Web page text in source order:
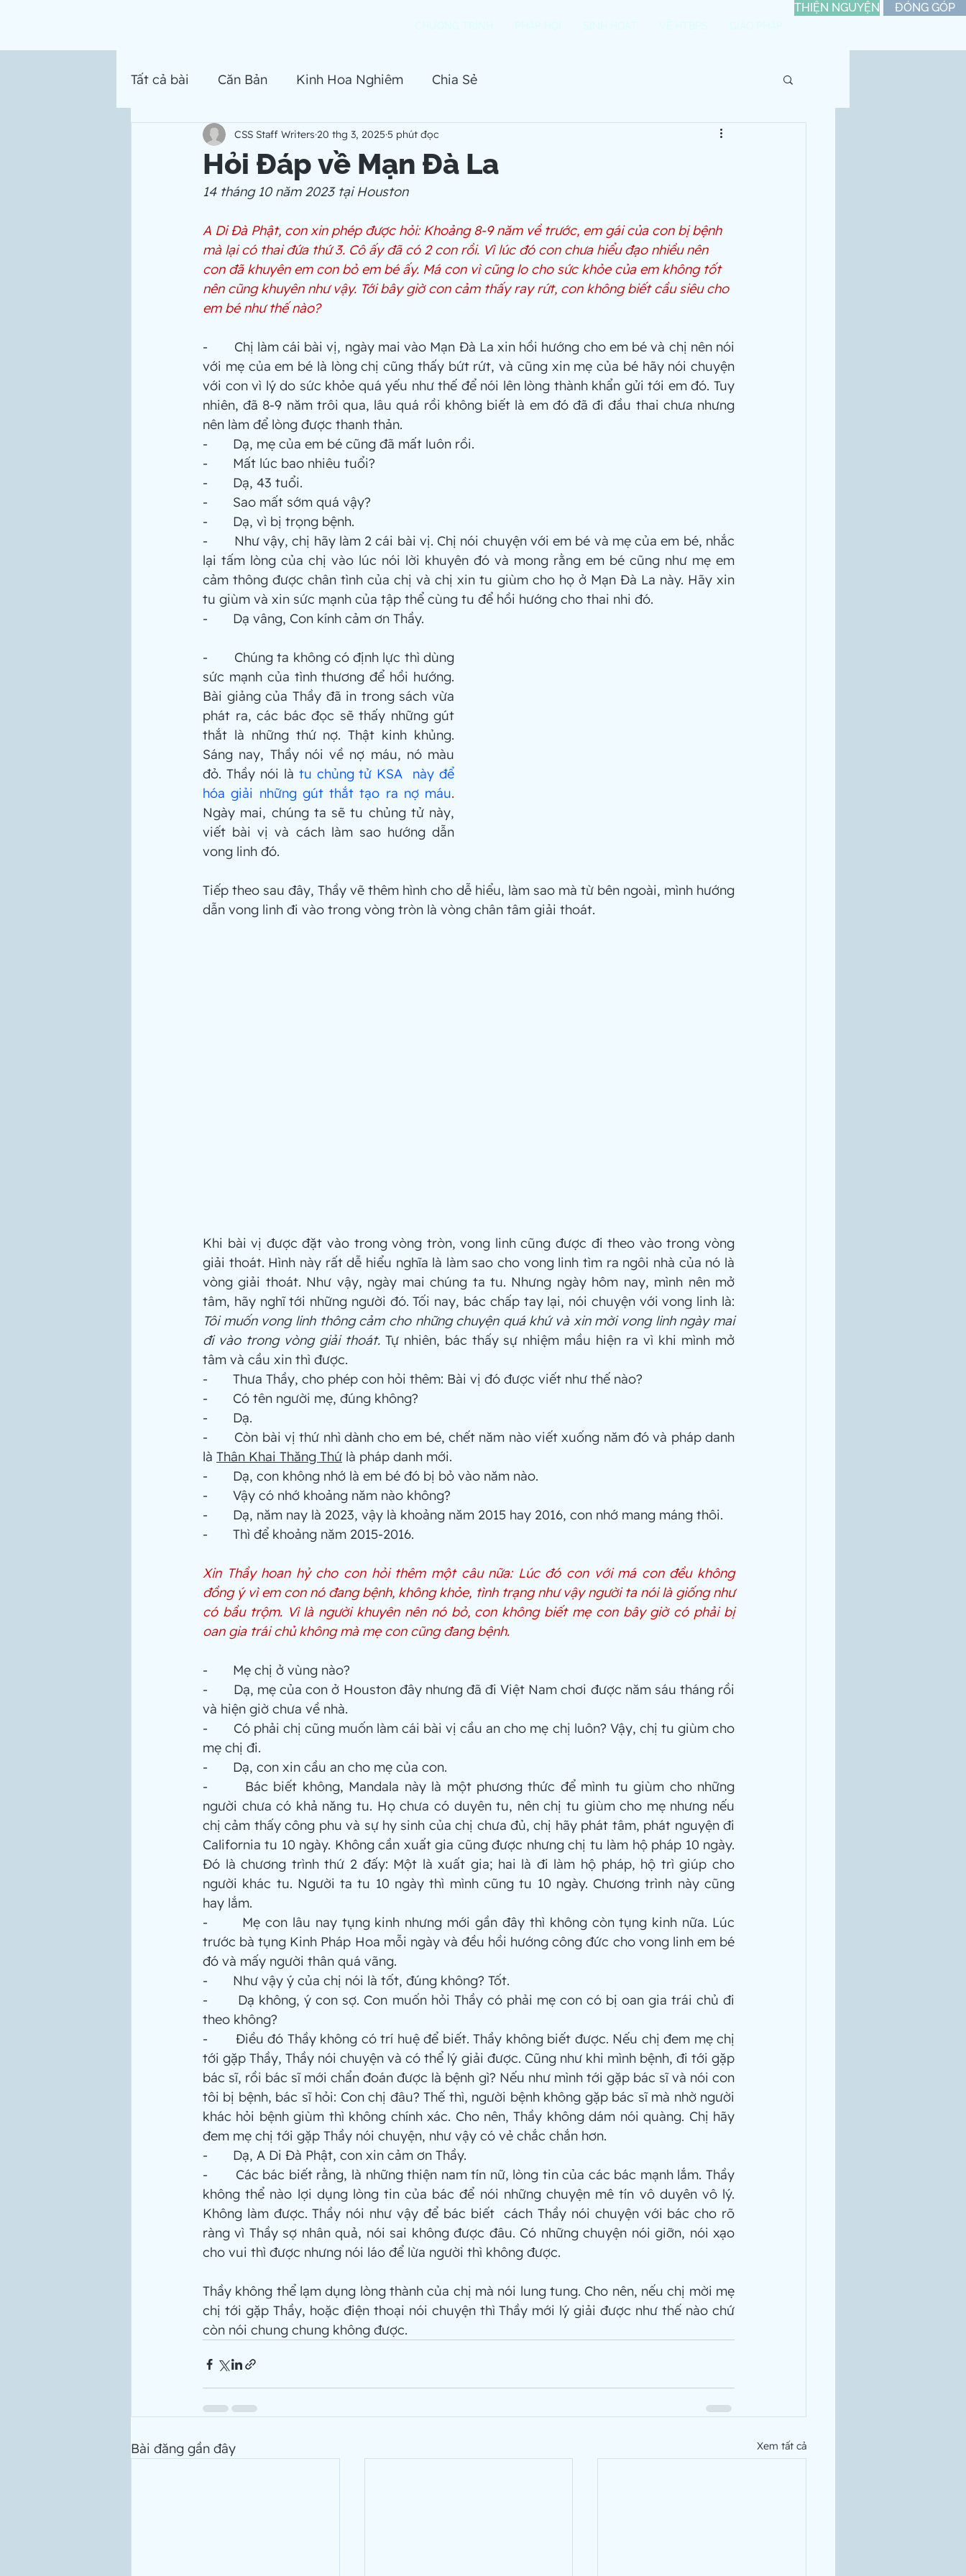
ĐÓNG GÓP
THIỆN NGUYỆN
Tất cả bài Căn Bản Kinh Hoa Nghiêm Chia Sẻ
Hỏi Đáp về Mạn Đà La
CSS Staff Writers 20 thg 3, 2025 5 phút đọc
14 tháng 10 năm 2023 tại Houston
A Di Đà Phật, con xin phép được hỏi: Khoảng 8-9 năm về trước, em gái của con bị bệnh
mà lại có thai đứa thứ 3. Cô ấy đã có 2 con rồi. Vì lúc đó con chưa hiểu đạo nhiều nên
con đã khuyên em con bỏ em bé ấy. Má con vì cũng lo cho sức khỏe của em không tốt
nên cũng khuyên như vậy. Tới bây giờ con cảm thấy ray rứt, con không biết cầu siêu cho
em bé như thế nào?
-       Chị làm cái bài vị, ngày mai vào Mạn Đà La xin hồi hướng cho em bé và chị nên nói
với mẹ của em bé là lòng chị cũng thấy bứt rứt, và cũng xin mẹ của bé hãy nói chuyện
với con vì lý do sức khỏe quá yếu như thế để nói lên lòng thành khẩn gửi tới em đó. Tuy
nhiên, đã 8-9 năm trôi qua, lâu quá rồi không biết là em đó đã đi đầu thai chưa nhưng
nên làm để lòng được thanh thản.
-       Dạ, mẹ của em bé cũng đã mất luôn rồi.
-       Mất lúc bao nhiêu tuổi?
-       Dạ, 43 tuổi.
-       Sao mất sớm quá vậy?
-       Dạ, vì bị trọng bệnh.
-       Như vậy, chị hãy làm 2 cái bài vị. Chị nói chuyện với em bé và mẹ của em bé, nhắc
lại tấm lòng của chị vào lúc nói lời khuyên đó và mong rằng em bé cũng như mẹ em
cảm thông được chân tình của chị và chị xin tu giùm cho họ ở Mạn Đà La này. Hãy xin
tu giùm và xin sức mạnh của tập thể cùng tu để hồi hướng cho thai nhi đó.
-       Dạ vâng, Con kính cảm ơn Thầy.
-       Chúng ta không có định lực thì dùng
sức mạnh của tình thương để hồi hướng.
Bài giảng của Thầy đã in trong sách vừa
phát ra, các bác đọc sẽ thấy những gút
thắt là những thứ nợ. Thật kinh khủng.
Sáng nay, Thầy nói về nợ máu, nó màu
đỏ. Thầy nói là tu chủng tử KSA  này để
hóa giải những gút thắt tạo ra nợ máu
Ngày mai, chúng ta sẽ tu chủng tử này,
viết bài vị và cách làm sao hướng dẫn
vong linh đó.
Tiếp theo sau đây, Thầy vẽ thêm hình cho dễ hiểu, làm sao mà từ bên ngoài, mình hướng
dẫn vong linh đi vào trong vòng tròn là vòng chân tâm giải thoát.
Khi bài vị được đặt vào trong vòng tròn, vong linh cũng được đi theo vào trong vòng
giải thoát. Hình này rất dễ hiểu nghĩa là làm sao cho vong linh tìm ra ngôi nhà của nó là
vòng giải thoát. Như vậy, ngày mai chúng ta tu. Nhưng ngày hôm nay, mình nên mở
Tôi muốn vong linh thông cảm cho những chuyện quá khứ và xin mời vong linh ngày mai
đi vào trong vòng giải thoát. Tự nhiên, bác thấy sự nhiệm mầu hiện ra vì khi mình mở
tâm và cầu xin thì được.
-       Thưa Thầy, cho phép con hỏi thêm: Bài vị đó được viết như thế nào?
-       Có tên người mẹ, đúng không?
-       Dạ.
-       Còn bài vị thứ nhì dành cho em bé, chết năm nào viết xuống năm đó và pháp danh
là Thân Khai Thăng Thứ là pháp danh mới.
-       Dạ, con không nhớ là em bé đó bị bỏ vào năm nào.
-       Vậy có nhớ khoảng năm nào không?
-       Dạ, năm nay là 2023, vậy là khoảng năm 2015 hay 2016, con nhớ mang máng thôi.
-       Thì để khoảng năm 2015-2016.
Xin Thầy hoan hỷ cho con hỏi thêm một câu nữa: Lúc đó con với má con đều không
đồng ý vì em con nó đang bệnh, không khỏe, tình trạng như vậy người ta nói là giống như
có bầu trộm. Vì là người khuyên nên nó bỏ, con không biết mẹ con bây giờ có phải bị
oan gia trái chủ không mà mẹ con cũng đang bệnh.
-       Mẹ chị ở vùng nào?
-       Dạ, mẹ của con ở Houston đây nhưng đã đi Việt Nam chơi được năm sáu tháng rồi
và hiện giờ chưa về nhà.
-       Có phải chị cũng muốn làm cái bài vị cầu an cho mẹ chị luôn? Vậy, chị tu giùm cho
mẹ chị đi.
-       Dạ, con xin cầu an cho mẹ của con.
-       Bác biết không, Mandala này là một phương thức để mình tu giùm cho những
người chưa có khả năng tu. Họ chưa có duyên tu, nên chị tu giùm cho mẹ nhưng nếu
chị cảm thấy công phu và sự hy sinh của chị chưa đủ, chị hãy phát tâm, phát nguyện đi
California tu 10 ngày. Không cần xuất gia cũng được nhưng chị tu làm hộ pháp 10 ngày.
Đó là chương trình thứ 2 đấy: Một là xuất gia; hai là đi làm hộ pháp, hộ trì giúp cho
người khác tu. Người ta tu 10 ngày thì mình cũng tu 10 ngày. Chương trình này cũng
hay lắm.
-       Mẹ con lâu nay tụng kinh nhưng mới gần đây thì không còn tụng kinh nữa. Lúc
trước bà tụng Kinh Pháp Hoa mỗi ngày và đều hồi hướng công đức cho vong linh em bé
đó và mấy người thân quá vãng.
-       Như vậy ý của chị nói là tốt, đúng không? Tốt.
-       Dạ không, ý con sợ. Con muốn hỏi Thầy có phải mẹ con có bị oan gia trái chủ đi
theo không?
-       Điều đó Thầy không có trí huệ để biết. Thầy không biết được. Nếu chị đem mẹ chị
tới gặp Thầy, Thầy nói chuyện và có thể lý giải được. Cũng như khi mình bệnh, đi tới gặp
bác sĩ, rồi bác sĩ mới chẩn đoán được là bệnh gì? Nếu như mình tới gặp bác sĩ và nói con
tôi bị bệnh, bác sĩ hỏi: Con chị đâu? Thế thì, người bệnh không gặp bác sĩ mà nhờ người
khác hỏi bệnh giùm thì không chính xác. Cho nên, Thầy không dám nói quàng. Chị hãy
đem mẹ chị tới gặp Thầy nói chuyện, như vậy có vẻ chắc chắn hơn.
-       Dạ, A Di Đà Phật, con xin cảm ơn Thầy.
-       Các bác biết rằng, là những thiện nam tín nữ, lòng tin của các bác mạnh lắm. Thầy
không thể nào lợi dụng lòng tin của bác để nói những chuyện mê tín vô duyên vô lý.
Không làm được. Thầy nói như vậy để bác biết  cách Thầy nói chuyện với bác cho rõ
ràng vì Thầy sợ nhân quả, nói sai không được đâu. Có những chuyện nói giỡn, nói xạo
cho vui thì được nhưng nói láo để lừa người thì không được.
Thầy không thể lạm dụng lòng thành của chị mà nói lung tung. Cho nên, nếu chị mời mẹ
chị tới gặp Thầy, hoặc điện thoại nói chuyện thì Thầy mới lý giải được như thế nào chứ
còn nói chung chung không được.
Bài đăng gần đây Xem tất cả